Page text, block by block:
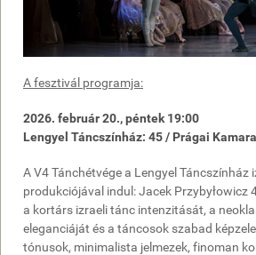
A fesztivál programja:
2026. február 20., péntek 19:00
Lengyel Táncszínház: 45 / Prágai
A V4 Tánchétvége a Lengyel Táncszínház
produkciójával indul: Jacek Przybyłowicz
a kortárs izraeli tánc intenzitását, a
eleganciáját és a táncosok szabad
tónusok, minimalista jelmezek, finoman